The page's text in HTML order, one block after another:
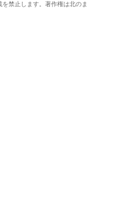
禁止します。著作権は北のま